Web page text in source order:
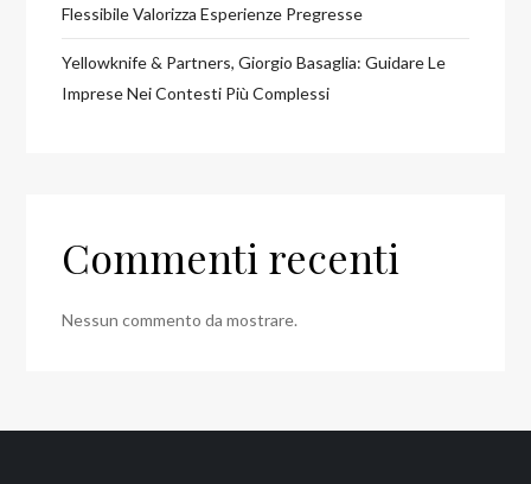
Flessibile Valorizza Esperienze Pregresse
Yellowknife & Partners, Giorgio Basaglia: Guidare Le
Imprese Nei Contesti Più Complessi
Commenti recenti
Nessun commento da mostrare.